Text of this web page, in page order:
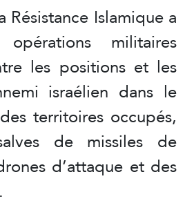
Résistance Islamique a
militaires
les positions et les
israélien dans le
territoires occupés,
de missiles de
d’attaque et des